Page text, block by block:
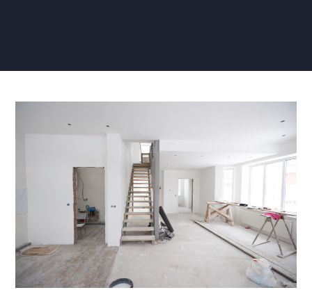
Succesvolle
Transformatie